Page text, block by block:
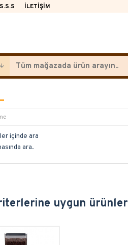
S.S.S İLETIŞIM
içinde ara
ara.
uygun ürünler